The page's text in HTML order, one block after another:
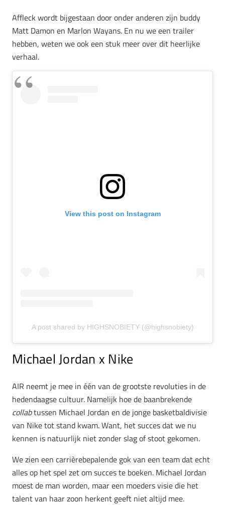
Affleck wordt bijgestaan door onder anderen zijn buddy
Matt Damon en Marlon Wayans. En nu we een trailer
hebben, weten we ook een stuk meer over dit heerlijke
verhaal.
View this post on Instagram
A post shared by HIGHSNOBIETY (@highsnobiety)
Michael Jordan x Nike
AIR neemt je mee in één van de grootste revoluties in de
hedendaagse cultuur. Namelijk hoe de baanbrekende
collabtussen Michael Jordan en de jonge basketbaldivisie
van Nike tot stand kwam. Want, het succes dat we nu
kennen is natuurlijk niet zonder slag of stoot gekomen.
We zien een carrièrebepalende gok van een team dat echt
alles op het spel zet om succes te boeken. Michael Jordan
moest de man worden, maar een moeders visie die het
talent van haar zoon herkent geeft niet altijd mee.